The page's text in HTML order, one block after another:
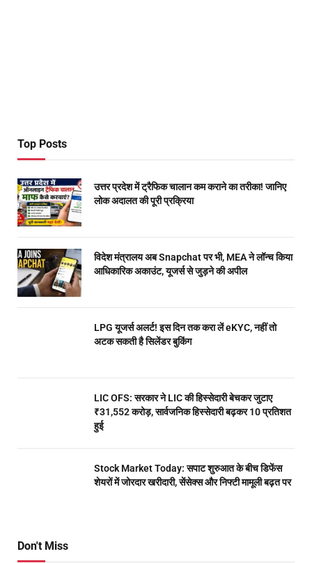
Top Posts
उत्तर प्रदेश में ट्रैफिक चालान कम कराने का तरीका! जानिए
लोक अदालत की पूरी प्रक्रिया
विदेश मंत्रालय अब Snapchat पर भी, MEA ने लॉन्च किया
आधिकारिक अकाउंट, यूजर्स से जुड़ने की अपील
LPG यूजर्स अलर्ट! इस दिन तक करा लें eKYC, नहीं तो
अटक सकती है सिलेंडर बुकिंग
LIC OFS: सरकार ने LIC की हिस्सेदारी बेचकर जुटाए
₹31,552 करोड़, सार्वजनिक हिस्सेदारी बढ़कर 10 प्रतिशत
हुई
Stock Market Today: सपाट शुरुआत के बीच डिफेंस
शेयरों में जोरदार खरीदारी, सेंसेक्स और निफ्टी मामूली बढ़त पर
Don't Miss